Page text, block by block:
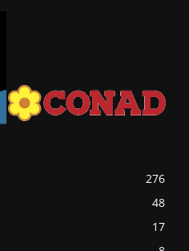
276
48
17